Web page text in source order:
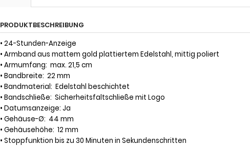
PRODUKTBESCHREIBUNG
• 24-Stunden-Anzeige
• Armband aus mattem gold plattiertem Edelstahl, mittig poliert
• Armumfang: max. 21,5 cm
• Bandbreite: 22 mm
• Bandmaterial: Edelstahl beschichtet
• Bandschließe: Sicherheitsfaltschließe mit Logo
• Datumsanzeige: Ja
• Gehäuse-Ø: 44 mm
• Gehäusehöhe: 12 mm
• Stoppfunktion bis zu 30 Minuten in Sekundenschritten